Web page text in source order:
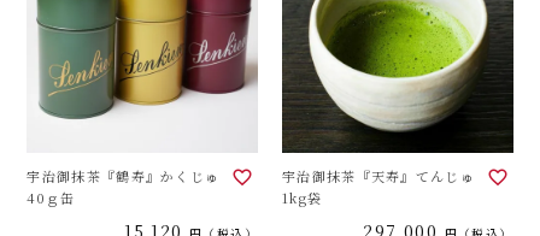
宇治御抹茶『鶴寿』かくじゅ
40ｇ缶
宇治御抹茶『天寿』てんじゅ
1kg袋